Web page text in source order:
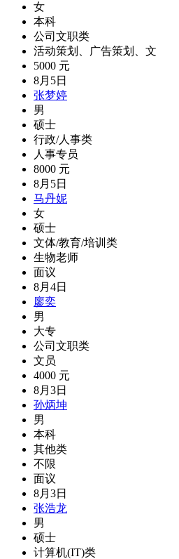
女
本科
公司文职类
活动策划、广告策划、文
5000 元
8月5日
张梦婷
男
硕士
行政/人事类
人事专员
8000 元
8月5日
马丹妮
女
硕士
文体/教育/培训类
生物老师
面议
8月4日
廖奕
男
大专
公司文职类
文员
4000 元
8月3日
孙炳坤
男
本科
其他类
不限
面议
8月3日
张浩龙
男
硕士
计算机(IT)类